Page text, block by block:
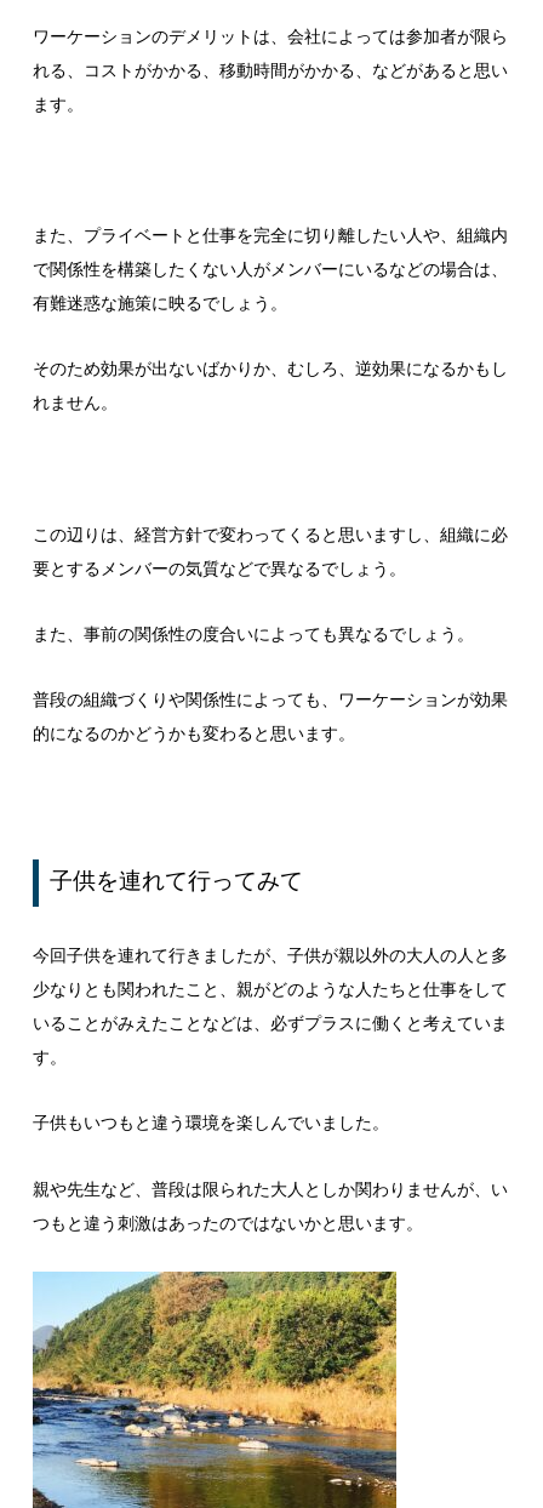
ワーケーションのデメリットは、会社によっては参加者が限ら
れる、コストがかかる、移動時間がかかる、などがあると思い
ます。
また、プライベートと仕事を完全に切り離したい人や、組織内
で関係性を構築したくない人がメンバーにいるなどの場合は、
有難迷惑な施策に映るでしょう。
そのため効果が出ないばかりか、むしろ、逆効果になるかもし
れません。
この辺りは、経営方針で変わってくると思いますし、組織に必
要とするメンバーの気質などで異なるでしょう。
また、事前の関係性の度合いによっても異なるでしょう。
普段の組織づくりや関係性によっても、ワーケーションが効果
的になるのかどうかも変わると思います。
子供を連れて行ってみて
今回子供を連れて行きましたが、子供が親以外の大人の人と多
少なりとも関われたこと、親がどのような人たちと仕事をして
いることがみえたことなどは、必ずプラスに働くと考えていま
す。
子供もいつもと違う環境を楽しんでいました。
親や先生など、普段は限られた大人としか関わりませんが、い
つもと違う刺激はあったのではないかと思います。